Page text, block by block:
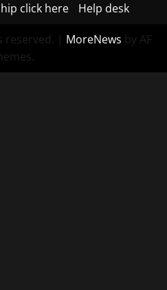
click here Help desk
reserved. | MoreNews by AF